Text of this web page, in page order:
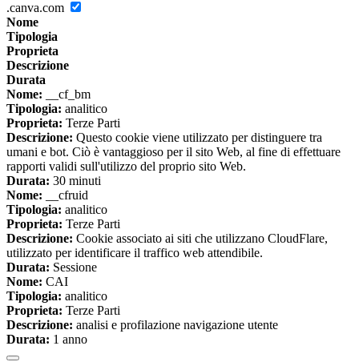
.canva.com
Nome
Tipologia
Proprieta
Descrizione
Durata
Nome: __cf_bm
Tipologia: analitico
Proprieta: Terze Parti
Descrizione: Questo cookie viene utilizzato per distinguere tra
umani e bot. Ciò è vantaggioso per il sito Web, al fine di effettuare
rapporti validi sull'utilizzo del proprio sito Web.
Durata: 30 minuti
Nome: __cfruid
Tipologia: analitico
Proprieta: Terze Parti
Descrizione: Cookie associato ai siti che utilizzano CloudFlare,
utilizzato per identificare il traffico web attendibile.
Durata: Sessione
Nome: CAI
Tipologia: analitico
Proprieta: Terze Parti
Descrizione: analisi e profilazione navigazione utente
Durata: 1 anno